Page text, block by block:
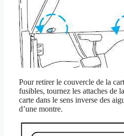
Pour retirer le couvercle de la
fusibles, tournez les attaches de la
carte dans le sens inverse des
d’une montre.